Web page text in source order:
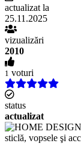
actualizat la
25.11.2025
vizualizări
2010
1 voturi
status
actualizat